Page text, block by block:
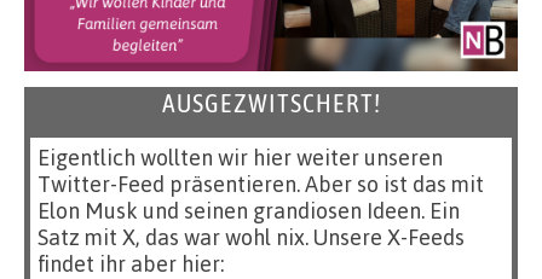
AUSGEZWITSCHERT!
Eigentlich wollten wir hier weiter unseren
Twitter-Feed präsentieren. Aber so ist das mit
Elon Musk und seinen grandiosen Ideen. Ein
Satz mit X, das war wohl nix. Unsere X-Feeds
findet ihr aber hier: